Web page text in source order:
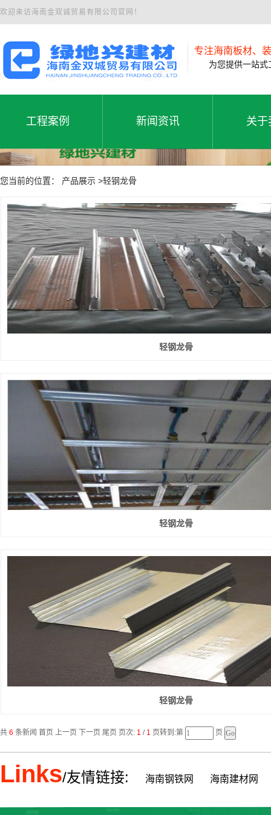
欢迎来访海南金双诚贸易有限公司官网！
专注海南板材、
为您提供一站式
工程案例
工程案例
工程案例
新闻资讯
公司新闻
常见问题
关于
公
您当前的位置： 产品展示 >轻钢龙骨
轻钢龙骨
轻钢龙骨
轻钢龙骨
共 6 条新闻 首页 上一页 下一页 尾页 页次: 1 /1 页转到:第 页
Links/友情链接: 海南钢铁网 海南建材网